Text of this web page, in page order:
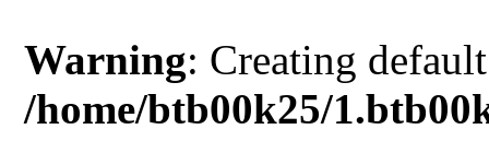
Warning: Creating
/home/btb00k25/